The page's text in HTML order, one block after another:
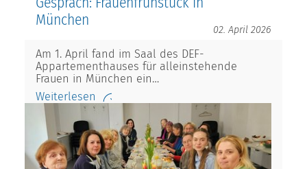
München
02. April 2026
Am 1. April fand im Saal des DEF-
Appartementhauses für alleinstehende
Frauen in München ein…
Weiterlesen